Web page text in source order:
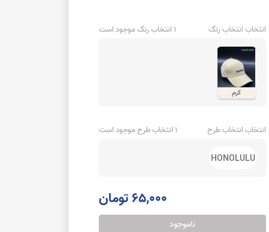
انتخاب انتخاب رنگ 1 انتخاب رنگ موجود است
کرم
انتخاب انتخاب طرح 1 انتخاب طرح موجود است
HONOLULU
65,000 تومان
ناموجود